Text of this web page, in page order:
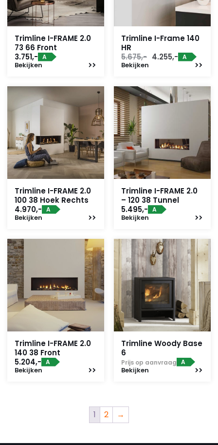
Trimline I-FRAME 2.0
73 66 Front
3.751,- A
Bekijken
Trimline I-Frame 140
HR
5.675,- Oorspronkelijke
5.675,-.
4.255,- Huidige
4.255,-.
A
Bekijken
Trimline I-FRAME 2.0
100 38 Hoek Rechts
4.970,- A
Bekijken
Trimline I-FRAME 2.0
– 120 38 Tunnel
5.495,- A
Bekijken
Trimline I-FRAME 2.0
140 38 Front
5.204,- A
Bekijken
Trimline Woody Base
6
Prijs op aanvraag A
Bekijken
1 2 →